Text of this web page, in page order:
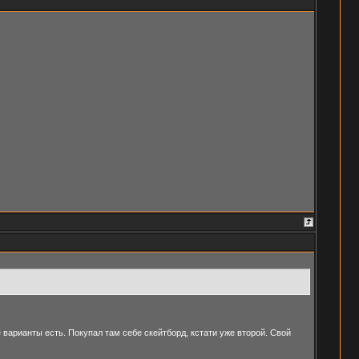
есть. Покупал там себе скейтборд, кстати уже второй. Свой